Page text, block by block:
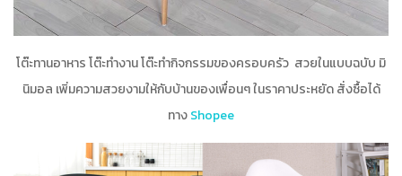
โต๊ะทานอาหาร โต๊ะทำงาน โต๊ะทำกิจกรรมของครอบครัว สวยในแบบฉบับ มิ
นิมอล เพิ่มความสวยงามให้กับบ้านของเพื่อนๆ ในราคาประหยัด สั่งซื้อได้
ทางShopee